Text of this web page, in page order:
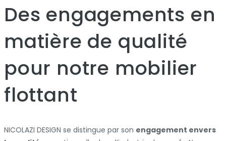
Des engagements en
matière de qualité
pour notre mobilier
flottant
NICOLAZI DESIGN se distingue par son engagement envers